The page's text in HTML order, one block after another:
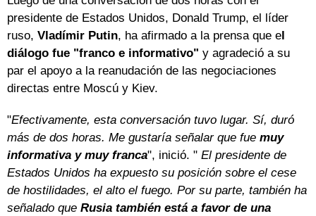
presidente de Estados Unidos, Donald Trump, el líder
ruso, Vladímir Putin, ha afirmado a la prensa que el
diálogo fue "franco e informativo" y agradeció a su
par el apoyo a la reanudación de las negociaciones
directas entre Moscú y Kiev.
"Efectivamente, esta conversación tuvo lugar. Sí, duró
más de dos horas. Me gustaría señalar que fue muy
informativa y muy franca", inició. " El presidente de
Estados Unidos ha expuesto su posición sobre el cese
de hostilidades, el alto el fuego. Por su parte, también ha
señalado que Rusia también está a favor de una